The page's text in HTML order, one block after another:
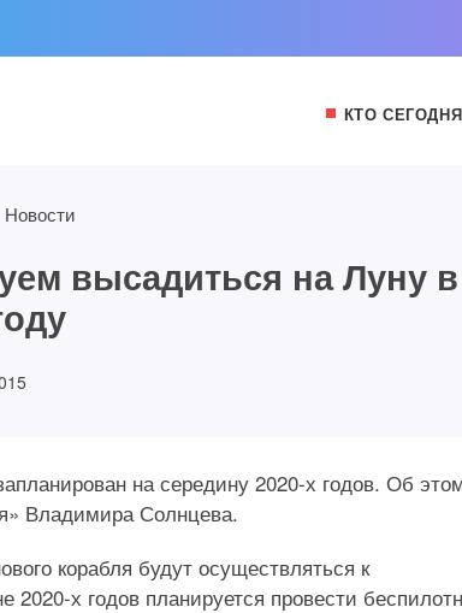
КТО
Новости
высадиться на Луну в
на середину 2020-х годов. Об
Владимира Солнцева.
корабля будут осуществляться к
х годов планируется провести